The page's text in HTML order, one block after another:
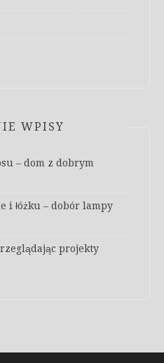
WPISY
– dom z dobrym
i łóżku – dobór lampy
projekty